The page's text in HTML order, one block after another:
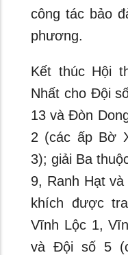
công tác bảo
phương.
Kết thúc Hội
Nhất cho Đội
13 và Đòn
2 (các ấp Bờ
3); giải Ba
9, Ranh Hạt
khích được
Vĩnh Lộc 1,
và Đội số 5